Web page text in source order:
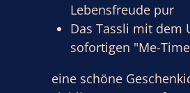
Lebensfreude pur
Das Tassli mit dem
sofortigen "Me-
eine schöne